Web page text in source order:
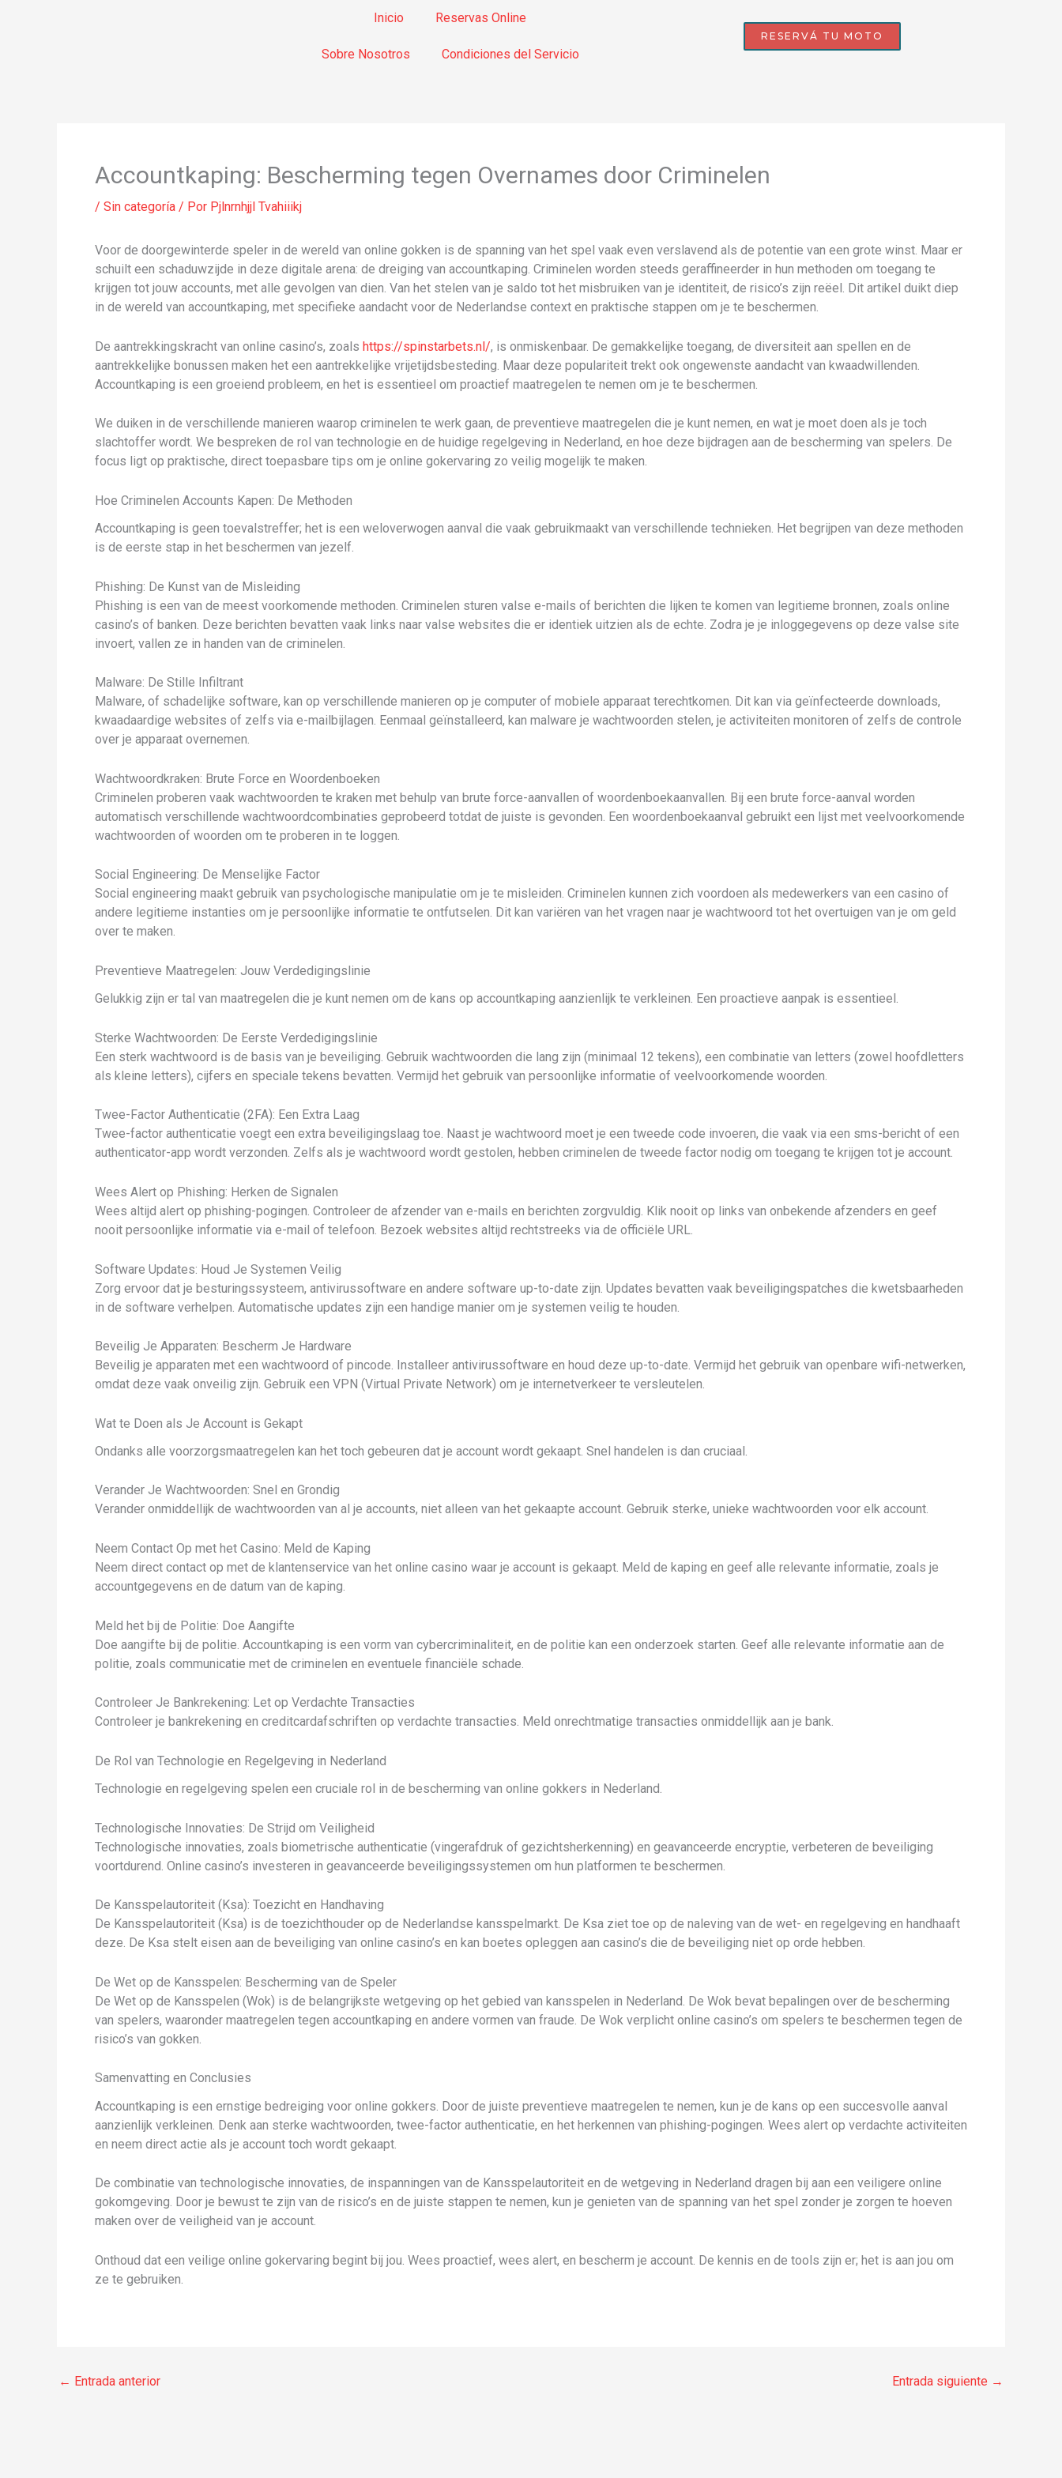
Inicio Reservas Online
Sobre Nosotros Condiciones del Servicio
RESERVÁ TU MOTO
Accountkaping: Bescherming tegen Overnames door Criminelen
/ Sin categoría / Por Pjlnrnhjjl Tvahiiikj
Voor de doorgewinterde speler in de wereld van online gokken is de spanning van het spel vaak even verslavend als de potentie van een grote winst. Maar er
schuilt een schaduwzijde in deze digitale arena: de dreiging van accountkaping. Criminelen worden steeds geraffineerder in hun methoden om toegang te
krijgen tot jouw accounts, met alle gevolgen van dien. Van het stelen van je saldo tot het misbruiken van je identiteit, de risico’s zijn reëel. Dit artikel duikt diep
in de wereld van accountkaping, met specifieke aandacht voor de Nederlandse context en praktische stappen om je te beschermen.
De aantrekkingskracht van online casino’s, zoals https://spinstarbets.nl/, is onmiskenbaar. De gemakkelijke toegang, de diversiteit aan spellen en de
aantrekkelijke bonussen maken het een aantrekkelijke vrijetijdsbesteding. Maar deze populariteit trekt ook ongewenste aandacht van kwaadwillenden.
Accountkaping is een groeiend probleem, en het is essentieel om proactief maatregelen te nemen om je te beschermen.
We duiken in de verschillende manieren waarop criminelen te werk gaan, de preventieve maatregelen die je kunt nemen, en wat je moet doen als je toch
slachtoffer wordt. We bespreken de rol van technologie en de huidige regelgeving in Nederland, en hoe deze bijdragen aan de bescherming van spelers. De
focus ligt op praktische, direct toepasbare tips om je online gokervaring zo veilig mogelijk te maken.
Hoe Criminelen Accounts Kapen: De Methoden
Accountkaping is geen toevalstreffer; het is een weloverwogen aanval die vaak gebruikmaakt van verschillende technieken. Het begrijpen van deze methoden
is de eerste stap in het beschermen van jezelf.
Phishing: De Kunst van de Misleiding
Phishing is een van de meest voorkomende methoden. Criminelen sturen valse e-mails of berichten die lijken te komen van legitieme bronnen, zoals online
casino’s of banken. Deze berichten bevatten vaak links naar valse websites die er identiek uitzien als de echte. Zodra je je inloggegevens op deze valse site
invoert, vallen ze in handen van de criminelen.
Malware: De Stille Infiltrant
Malware, of schadelijke software, kan op verschillende manieren op je computer of mobiele apparaat terechtkomen. Dit kan via geïnfecteerde downloads,
kwaadaardige websites of zelfs via e-mailbijlagen. Eenmaal geïnstalleerd, kan malware je wachtwoorden stelen, je activiteiten monitoren of zelfs de controle
over je apparaat overnemen.
Wachtwoordkraken: Brute Force en Woordenboeken
Criminelen proberen vaak wachtwoorden te kraken met behulp van brute force-aanvallen of woordenboekaanvallen. Bij een brute force-aanval worden
automatisch verschillende wachtwoordcombinaties geprobeerd totdat de juiste is gevonden. Een woordenboekaanval gebruikt een lijst met veelvoorkomende
wachtwoorden of woorden om te proberen in te loggen.
Social Engineering: De Menselijke Factor
Social engineering maakt gebruik van psychologische manipulatie om je te misleiden. Criminelen kunnen zich voordoen als medewerkers van een casino of
andere legitieme instanties om je persoonlijke informatie te ontfutselen. Dit kan variëren van het vragen naar je wachtwoord tot het overtuigen van je om geld
over te maken.
Preventieve Maatregelen: Jouw Verdedigingslinie
Gelukkig zijn er tal van maatregelen die je kunt nemen om de kans op accountkaping aanzienlijk te verkleinen. Een proactieve aanpak is essentieel.
Sterke Wachtwoorden: De Eerste Verdedigingslinie
Een sterk wachtwoord is de basis van je beveiliging. Gebruik wachtwoorden die lang zijn (minimaal 12 tekens), een combinatie van letters (zowel hoofdletters
als kleine letters), cijfers en speciale tekens bevatten. Vermijd het gebruik van persoonlijke informatie of veelvoorkomende woorden.
Twee-Factor Authenticatie (2FA): Een Extra Laag
Twee-factor authenticatie voegt een extra beveiligingslaag toe. Naast je wachtwoord moet je een tweede code invoeren, die vaak via een sms-bericht of een
authenticator-app wordt verzonden. Zelfs als je wachtwoord wordt gestolen, hebben criminelen de tweede factor nodig om toegang te krijgen tot je account.
Wees Alert op Phishing: Herken de Signalen
Wees altijd alert op phishing-pogingen. Controleer de afzender van e-mails en berichten zorgvuldig. Klik nooit op links van onbekende afzenders en geef
nooit persoonlijke informatie via e-mail of telefoon. Bezoek websites altijd rechtstreeks via de officiële URL.
Software Updates: Houd Je Systemen Veilig
Zorg ervoor dat je besturingssysteem, antivirussoftware en andere software up-to-date zijn. Updates bevatten vaak beveiligingspatches die kwetsbaarheden
in de software verhelpen. Automatische updates zijn een handige manier om je systemen veilig te houden.
Beveilig Je Apparaten: Bescherm Je Hardware
Beveilig je apparaten met een wachtwoord of pincode. Installeer antivirussoftware en houd deze up-to-date. Vermijd het gebruik van openbare wifi-netwerken,
omdat deze vaak onveilig zijn. Gebruik een VPN (Virtual Private Network) om je internetverkeer te versleutelen.
Wat te Doen als Je Account is Gekapt
Ondanks alle voorzorgsmaatregelen kan het toch gebeuren dat je account wordt gekaapt. Snel handelen is dan cruciaal.
Verander Je Wachtwoorden: Snel en Grondig
Verander onmiddellijk de wachtwoorden van al je accounts, niet alleen van het gekaapte account. Gebruik sterke, unieke wachtwoorden voor elk account.
Neem Contact Op met het Casino: Meld de Kaping
Neem direct contact op met de klantenservice van het online casino waar je account is gekaapt. Meld de kaping en geef alle relevante informatie, zoals je
accountgegevens en de datum van de kaping.
Meld het bij de Politie: Doe Aangifte
Doe aangifte bij de politie. Accountkaping is een vorm van cybercriminaliteit, en de politie kan een onderzoek starten. Geef alle relevante informatie aan de
politie, zoals communicatie met de criminelen en eventuele financiële schade.
Controleer Je Bankrekening: Let op Verdachte Transacties
Controleer je bankrekening en creditcardafschriften op verdachte transacties. Meld onrechtmatige transacties onmiddellijk aan je bank.
De Rol van Technologie en Regelgeving in Nederland
Technologie en regelgeving spelen een cruciale rol in de bescherming van online gokkers in Nederland.
Technologische Innovaties: De Strijd om Veiligheid
Technologische innovaties, zoals biometrische authenticatie (vingerafdruk of gezichtsherkenning) en geavanceerde encryptie, verbeteren de beveiliging
voortdurend. Online casino’s investeren in geavanceerde beveiligingssystemen om hun platformen te beschermen.
De Kansspelautoriteit (Ksa): Toezicht en Handhaving
De Kansspelautoriteit (Ksa) is de toezichthouder op de Nederlandse kansspelmarkt. De Ksa ziet toe op de naleving van de wet- en regelgeving en handhaaft
deze. De Ksa stelt eisen aan de beveiliging van online casino’s en kan boetes opleggen aan casino’s die de beveiliging niet op orde hebben.
De Wet op de Kansspelen: Bescherming van de Speler
De Wet op de Kansspelen (Wok) is de belangrijkste wetgeving op het gebied van kansspelen in Nederland. De Wok bevat bepalingen over de bescherming
van spelers, waaronder maatregelen tegen accountkaping en andere vormen van fraude. De Wok verplicht online casino’s om spelers te beschermen tegen de
risico’s van gokken.
Samenvatting en Conclusies
Accountkaping is een ernstige bedreiging voor online gokkers. Door de juiste preventieve maatregelen te nemen, kun je de kans op een succesvolle aanval
aanzienlijk verkleinen. Denk aan sterke wachtwoorden, twee-factor authenticatie, en het herkennen van phishing-pogingen. Wees alert op verdachte activiteiten
en neem direct actie als je account toch wordt gekaapt.
De combinatie van technologische innovaties, de inspanningen van de Kansspelautoriteit en de wetgeving in Nederland dragen bij aan een veiligere online
gokomgeving. Door je bewust te zijn van de risico’s en de juiste stappen te nemen, kun je genieten van de spanning van het spel zonder je zorgen te hoeven
maken over de veiligheid van je account.
Onthoud dat een veilige online gokervaring begint bij jou. Wees proactief, wees alert, en bescherm je account. De kennis en de tools zijn er; het is aan jou om
ze te gebruiken.
← Entrada anterior Entrada siguiente →